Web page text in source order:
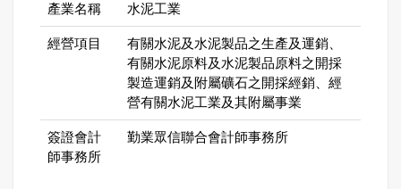
產業名稱 水泥工業
經營項目
有關水泥及水泥製品之生產及運銷、
有關水泥原料及水泥製品原料之開採
製造運銷及附屬礦石之開採經銷、經
營有關水泥工業及其附屬事業
簽證會計
師事務所
勤業眾信聯合會計師事務所